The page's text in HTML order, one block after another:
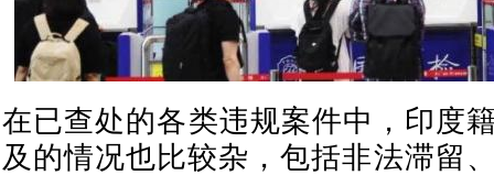
在已查处的各类违规案件中，印度
及的情况也比较杂，包括非法滞留